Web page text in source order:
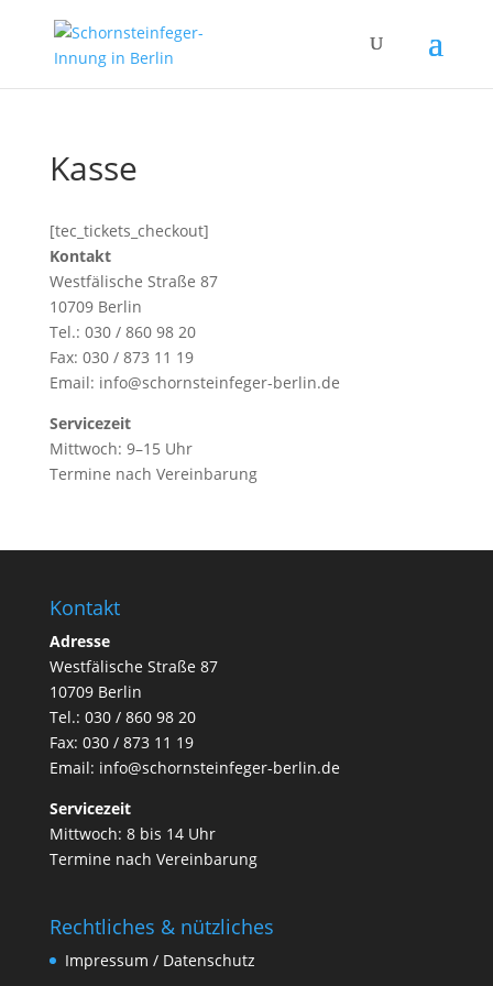
Kasse
[tec_tickets_checkout]
Kontakt
Westfälische Straße 87
10709 Berlin
Tel.: 030 / 860 98 20
Fax: 030 / 873 11 19
Email: info@schornsteinfeger-berlin.de
Servicezeit
Mittwoch: 9–15 Uhr
Termine nach Vereinbarung
Kontakt
Adresse
Westfälische Straße 87
10709 Berlin
Tel.: 030 / 860 98 20
Fax: 030 / 873 11 19
Email: info@schornsteinfeger-berlin.de
Servicezeit
Mittwoch: 8 bis 14 Uhr
Termine nach Vereinbarung
Rechtliches & nützliches
Impressum / Datenschutz